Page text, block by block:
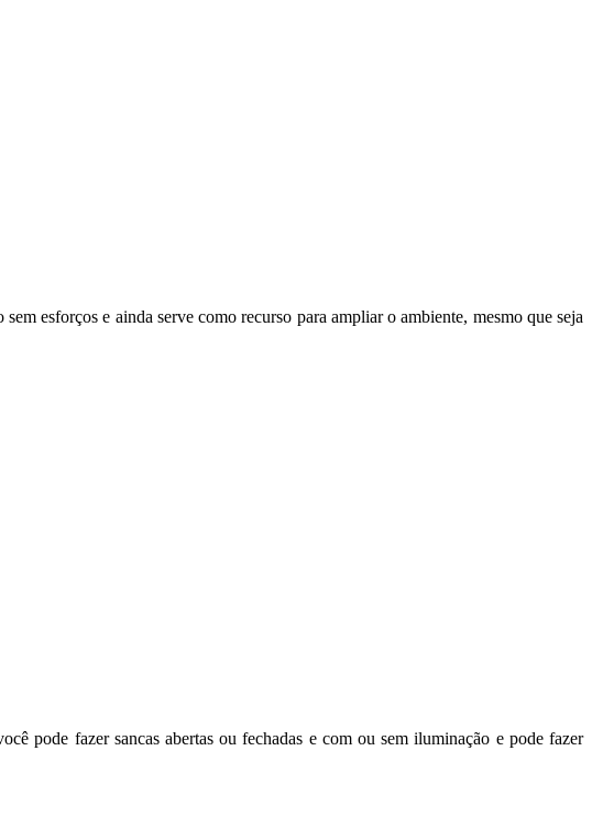
esforços e ainda serve como recurso para ampliar o ambiente, mesmo que seja
pode fazer sancas abertas ou fechadas e com ou sem iluminação e pode fazer